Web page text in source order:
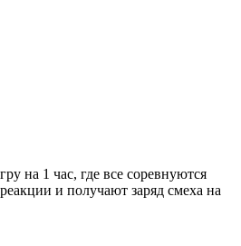
на 1 час, где все соревнуются
и получают заряд смеха на